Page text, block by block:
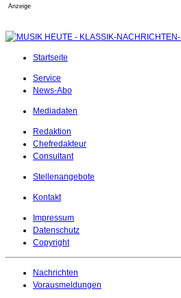
Anzeige
Startseite
Service
News-Abo
Mediadaten
Redaktion
Chefredakteur
Consultant
Stellenangebote
Kontakt
Impressum
Datenschutz
Copyright
Nachrichten
Vorausmeldungen